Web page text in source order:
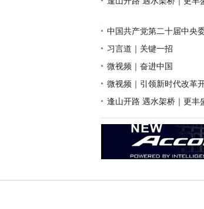
中国共产党第二十届中央
习言道｜关键一招
微视频｜奋进中国
微视频｜引领新时代改革
逢山开路 遇水架桥｜更丰